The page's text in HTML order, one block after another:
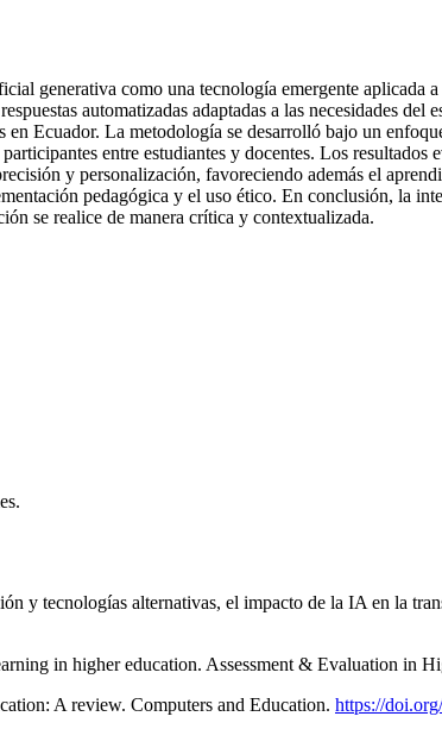
generativa como una tecnología emergente
automatizadas adaptadas a las necesidades
en Ecuador. La metodología se desarrolló bajo un
entre estudiantes y docentes. Los
y personalización, favoreciendo además el
pedagógica y el uso ético. En conclusión, la
se realice de manera crítica y contextualizada.
y tecnologías alternativas, el impacto de la IA en la
in higher education. Assessment & Evaluation in
A review. Computers and Education. https://